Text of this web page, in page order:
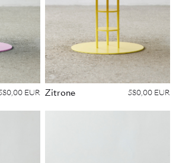
EUR Zitrone 580,00 EUR